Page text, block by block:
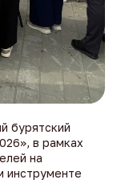
бурятский
в рамках
на
инструменте